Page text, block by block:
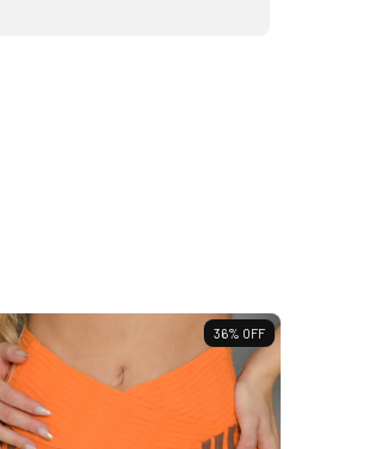
36% OFF